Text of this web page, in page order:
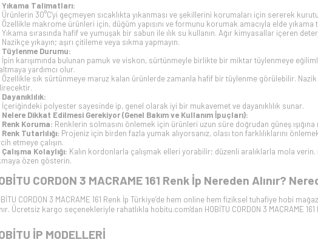
Yıkama Talimatları:
Ürünlerin 30°C'yi geçmeyen sıcaklıkta yıkanması ve şekillerini korumaları için sererek
Özellikle makrome ürünleri için, düğüm yapısını ve formunu korumak amacıyla elde yıkama
Yıkama sırasında hafif ve yumuşak bir sabun ile ılık su kullanın. Ağır kimyasallar içeren
Nazikçe yıkayın; aşırı çitileme veya sıkma yapmayın.
Tüylenme Durumu:
İpin karışımında bulunan pamuk ve viskon, sürtünmeyle birlikte bir miktar tüylenmeye
yardımcı olur.
Özellikle sık sürtünmeye maruz kalan ürünlerde zamanla hafif bir tüylenme görülebilir. Nazik
Dayanıklılık:
İçeriğindeki polyester sayesinde ip, genel olarak iyi bir mukavemet ve dayanıklılık sunar.
Nelere Dikkat Edilmesi Gerekiyor (Genel Bakım ve Kullanım İpuçları):
Renk Koruma: Renklerin solmasını önlemek için ürünleri uzun süre doğrudan güneş ışığına
Renk Tutarlılığı: Projeniz için birden fazla yumak alıyorsanız, olası ton farklılıklarını
etmeye çalışın.
Çalışma Kolaylığı: Kalın kordonlarla çalışmak elleri yorabilir; düzenli aralıklarla mola
özen gösterin.
CORDON 3 MACRAME 161 Renk İp Nereden Alınır?
CORDON 3 MACRAME 161 Renk İp Türkiye’de hem online hem fiziksel tuhafiye hobi
Ücretsiz kargo seçenekleriyle rahatlıkla hobitu.com'dan HOBİTU CORDON 3 MACRAME 161
İP MODELLERİ